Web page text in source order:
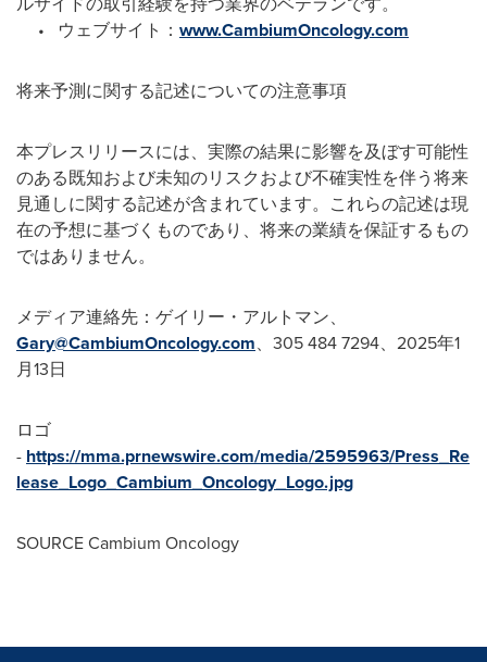
• ウェブサイト： www.CambiumOncology.com
将来予測に関する記述についての注意事項
本プレスリリースには、実際の結果に影響を及ぼす可能性
のある既知および未知のリスクおよび不確実性を伴う将来
見通しに関する記述が含まれています。これらの記述は現
在の予想に基づくものであり、将来の業績を保証するもの
ではありません。
メディア連絡先：ゲイリー・アルトマン、
Gary@CambiumOncology.com、305 484 7294、2025年1
月13日
ロゴ
- https://mma.prnewswire.com/media/2595963/Press_Re
lease_Logo_Cambium_Oncology_Logo.jpg
SOURCE Cambium Oncology